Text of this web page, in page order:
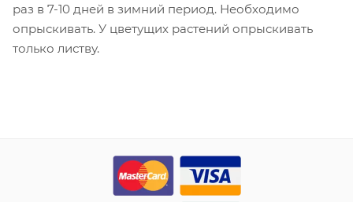
раз в 7-10 дней в зимний период. Необходимо
опрыскивать. У цветущих растений опрыскивать
только листву.